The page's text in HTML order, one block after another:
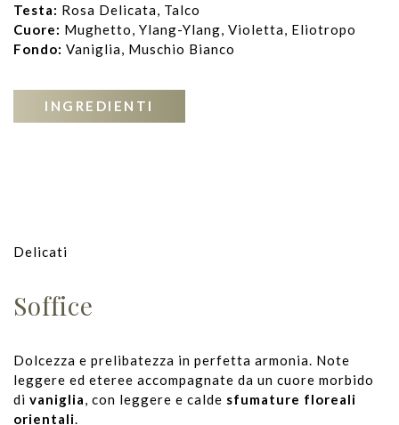
Testa: Rosa Delicata, Talco
Cuore: Mughetto, Ylang-Ylang, Violetta, Eliotropo
Fondo: Vaniglia, Muschio Bianco
INGREDIENTI
Delicati
Soffice
Dolcezza e prelibatezza in perfetta armonia. Note
leggere ed eteree accompagnate da un cuore morbido
di vaniglia , con leggere e calde sfumature floreali
orientali